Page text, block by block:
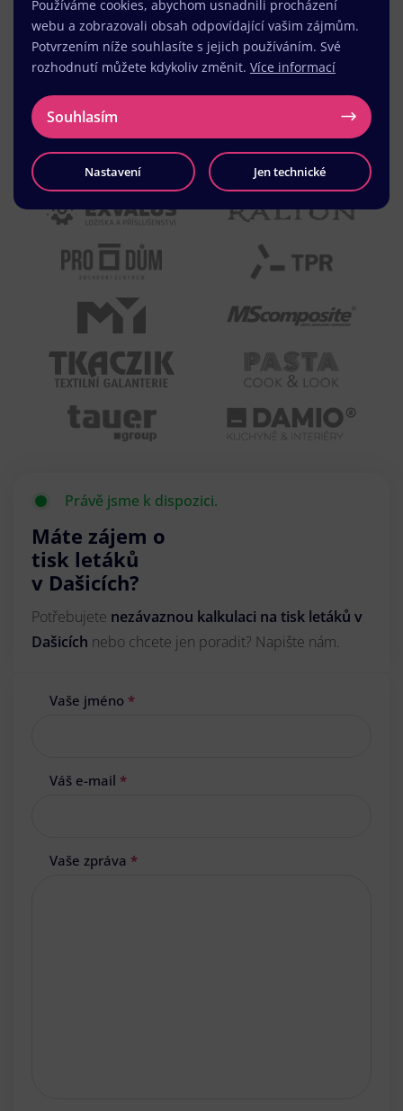
Právě jsme k dispozici.
Máte zájem o
tisk letáků
v Dašicích?
Potřebujete nezávaznou kalkulaci na tisk letáků v
Dašicích nebo chcete jen poradit? Napište nám.
Vaše jméno *
Váš e-mail *
Vaše zpráva *
Používáme cookies, abychom usnadnili procházení
webu a zobrazovali obsah odpovídající vašim zájmům.
Potvrzením níže souhlasíte s jejich používáním. Své
rozhodnutí můžete kdykoliv změnit. Více informací
Souhlasím
Nastavení Jen technické